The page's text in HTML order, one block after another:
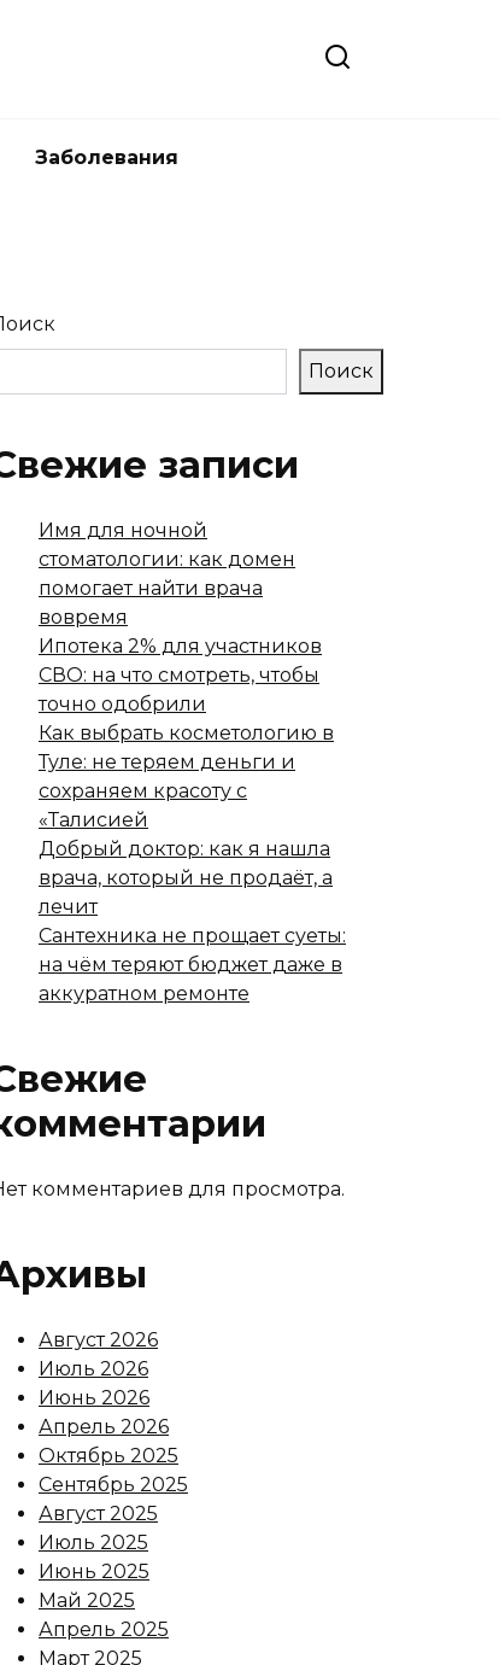
Заболевания
Поиск
записи
Имя для ночной
стоматологии: как домен
помогает найти врача
вовремя
Ипотека 2% для участников
СВО: на что смотреть, чтобы
точно одобрили
Как выбрать косметологию в
Туле: не теряем деньги и
сохраняем красоту с
«Талисией
Добрый доктор: как я нашла
врача, который не продаёт, а
лечит
Сантехника не прощает суеты:
на чём теряют бюджет даже в
аккуратном ремонте
комментариев для просмотра.
Август 2026
Июль 2026
Июнь 2026
Апрель 2026
Октябрь 2025
Сентябрь 2025
Август 2025
Июль 2025
Июнь 2025
Май 2025
Апрель 2025
Март 2025